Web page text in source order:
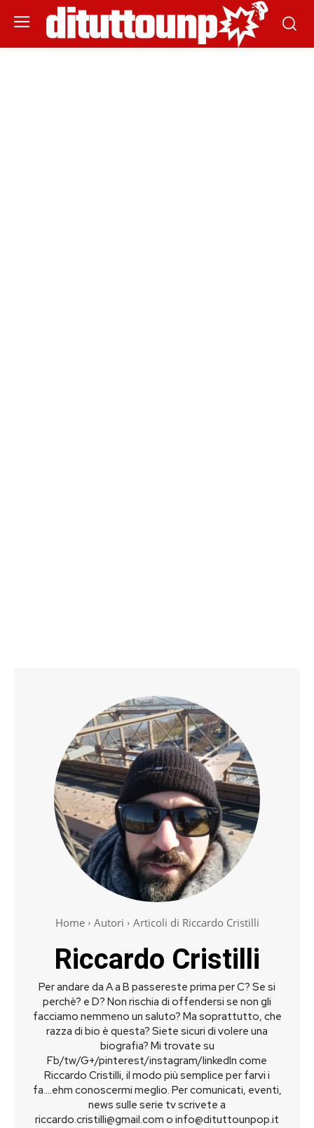
Home Autori Articoli di Riccardo Cristilli
Riccardo Cristilli
Per andare da A a B passereste prima per C? Se si
perchè? e D? Non rischia di offendersi se non gli
facciamo nemmeno un saluto? Ma soprattutto, che
razza di bio è questa? Siete sicuri di volere una
biografia? Mi trovate su
Fb/tw/G+/pinterest/instagram/linkedIn come
Riccardo Cristilli, il modo più semplice per farvi i
fa....ehm conoscermi meglio. Per comunicati, eventi,
news sulle serie tv scrivete a
riccardo.cristilli@gmail.com o info@dituttounpop.it